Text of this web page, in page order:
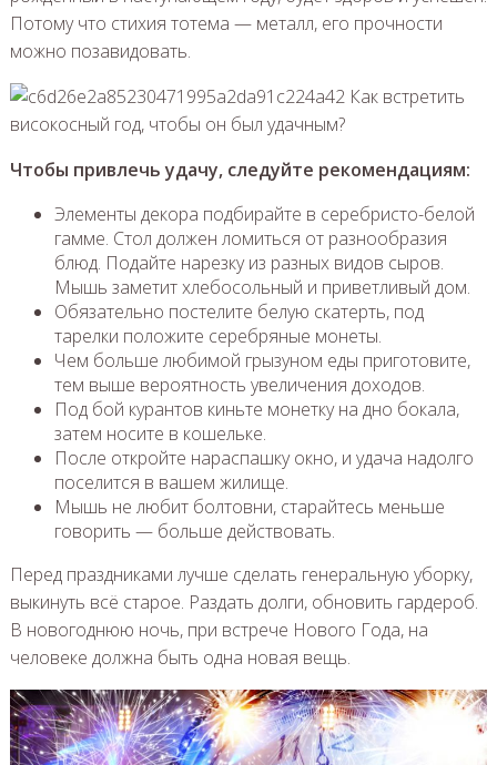
Потому что стихия тотема — металл, его прочности
можно позавидовать.
Чтобы привлечь удачу, следуйте рекомендациям:
Элементы декора подбирайте в серебристо-белой
гамме. Стол должен ломиться от разнообразия
блюд. Подайте нарезку из разных видов сыров.
Мышь заметит хлебосольный и приветливый дом.
Обязательно постелите белую скатерть, под
тарелки положите серебряные монеты.
Чем больше любимой грызуном еды приготовите,
тем выше вероятность увеличения доходов.
Под бой курантов киньте монетку на дно бокала,
затем носите в кошельке.
После откройте нараспашку окно, и удача надолго
поселится в вашем жилище.
Мышь не любит болтовни, старайтесь меньше
говорить — больше действовать.
Перед праздниками лучше сделать генеральную уборку,
выкинуть всё старое. Раздать долги, обновить гардероб.
В новогоднюю ночь, при встрече Нового Года, на
человеке должна быть одна новая вещь.